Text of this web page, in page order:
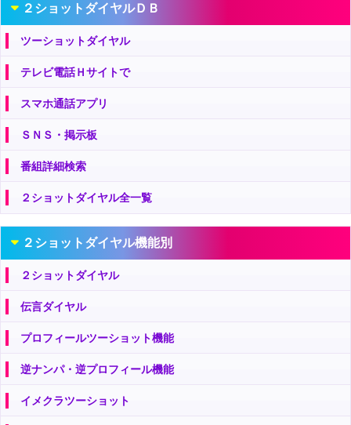
２ショットダイヤルＤＢ
ツーショットダイヤル
テレビ電話Ｈサイトで
スマホ通話アプリ
ＳＮＳ・掲示板
番組詳細検索
２ショットダイヤル全一覧
２ショットダイヤル機能別
２ショットダイヤル
伝言ダイヤル
プロフィールツーショット機能
逆ナンパ・逆プロフィール機能
イメクラツーショット